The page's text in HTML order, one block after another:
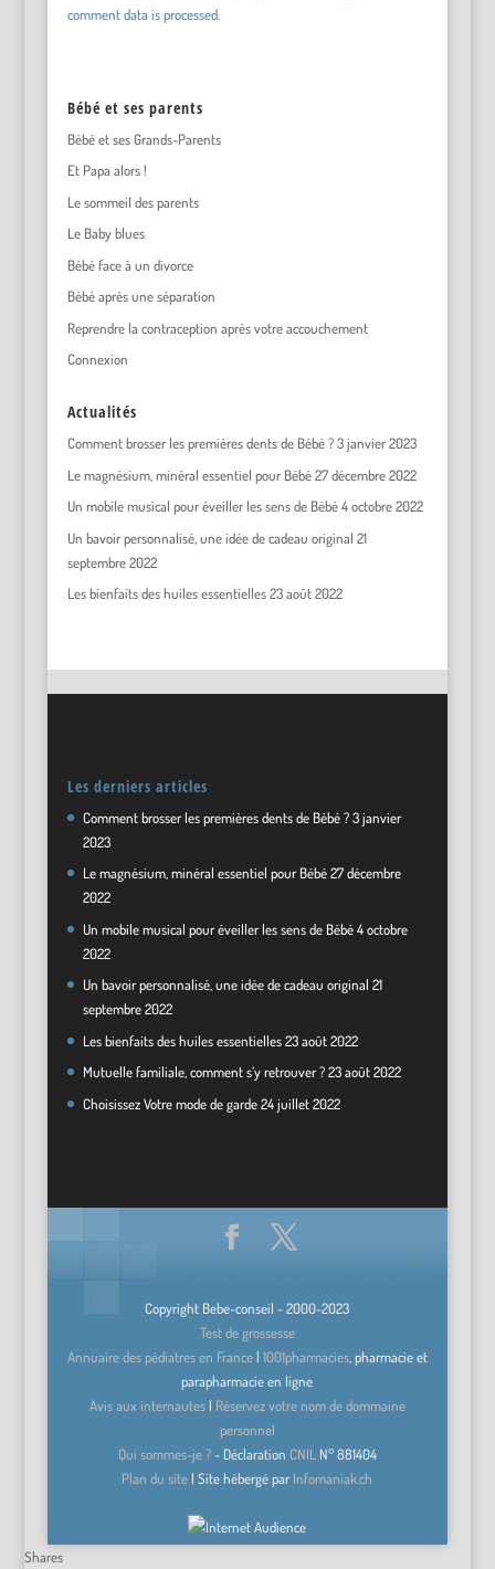
comment data is processed.
Bébé et ses parents
Bébé et ses Grands-Parents
Et Papa alors !
Le sommeil des parents
Le Baby blues
Bébé face à un divorce
Bébé après une séparation
Reprendre la contraception après votre accouchement
Connexion
Actualités
Comment brosser les premières dents de Bébé ? 3 janvier 2023
Le magnésium, minéral essentiel pour Bébé 27 décembre 2022
Un mobile musical pour éveiller les sens de Bébé 4 octobre 2022
Un bavoir personnalisé, une idée de cadeau original 21
septembre 2022
Les bienfaits des huiles essentielles 23 août 2022
Les derniers articles
Comment brosser les premières dents de Bébé ? 3 janvier
2023
Le magnésium, minéral essentiel pour Bébé 27 décembre
2022
Un mobile musical pour éveiller les sens de Bébé 4 octobre
2022
Un bavoir personnalisé, une idée de cadeau original 21
septembre 2022
Les bienfaits des huiles essentielles 23 août 2022
Mutuelle familiale, comment s’y retrouver ? 23 août 2022
Choisissez Votre mode de garde 24 juillet 2022
Copyright Bebe-conseil - 2000-2023
Test de grossesse
Annuaire des pédiatres en France| 1001pharmacies, pharmacie et
parapharmacie en ligne
Avis aux internautes| Réservez votre nom de dommaine
personnel
Qui sommes-je ?- Déclaration CNIL N°881404
Plan du site| Site hébergé parInfomaniak.ch
Shares